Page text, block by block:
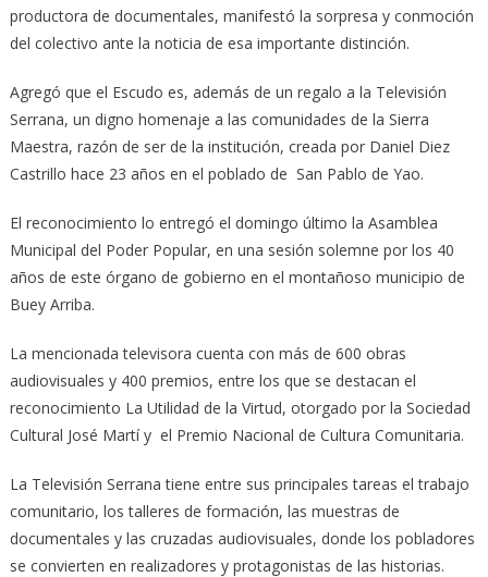
productora de documentales, manifestó la sorpresa y conmoción
del colectivo ante la noticia de esa importante distinción.
Agregó que el Escudo es, además de un regalo a la Televisión
Serrana, un digno homenaje a las comunidades de la Sierra
Maestra, razón de ser de la institución, creada por Daniel Diez
Castrillo hace 23 años en el poblado de San Pablo de Yao.
El reconocimiento lo entregó el domingo último la Asamblea
Municipal del Poder Popular, en una sesión solemne por los 40
años de este órgano de gobierno en el montañoso municipio de
Buey Arriba.
La mencionada televisora cuenta con más de 600 obras
audiovisuales y 400 premios, entre los que se destacan el
reconocimiento La Utilidad de la Virtud, otorgado por la Sociedad
Cultural José Martí y el Premio Nacional de Cultura Comunitaria.
La Televisión Serrana tiene entre sus principales tareas el trabajo
comunitario, los talleres de formación, las muestras de
documentales y las cruzadas audiovisuales, donde los pobladores
se convierten en realizadores y protagonistas de las historias.